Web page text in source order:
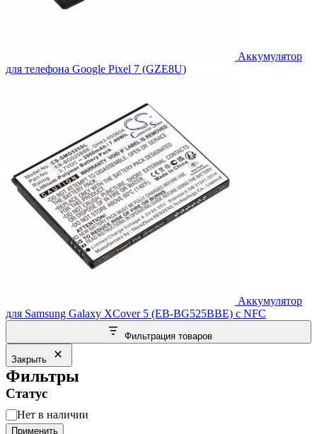
Аккумулятор
для телефона Google Pixel 7 (GZE8U)
Аккумулятор
для Samsung Galaxy XCover 5 (EB-BG525BBE) с NFC
Фильтрация товаров
Закрыть
Фильтры
Статус
Статус
Нет в наличии
Применить